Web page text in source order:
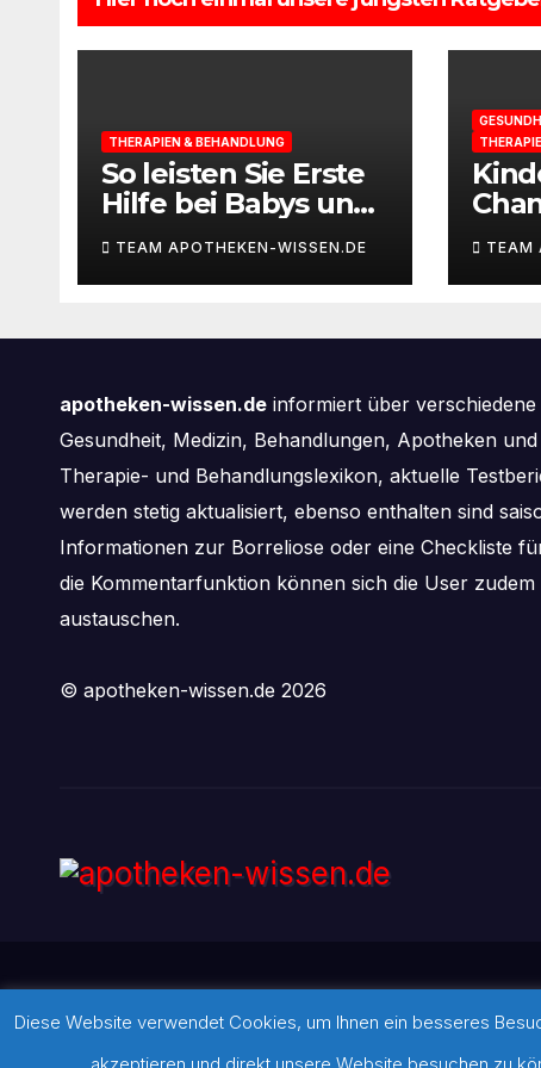
THERAPIEN & BEHANDLUNG
So leisten Sie Erste
Hilfe bei Babys und
Kleinkindern
TEAM APOTHEKEN-WISSEN.DE TEAM
apotheken-wissen.de informiert über
Gesundheit, Medizin, Behandlungen, Apotheken
Therapie- und Behandlungslexikon, aktuelle
werden stetig aktualisiert, ebenso enthalten sind
Informationen zur Borreliose oder eine Checkliste
die Kommentarfunktion können sich die User
austauschen.
© apotheken-wissen.de 2026
Stolz präsentiert von WordPress |Theme:Newsbulkvon
Diese Website verwendet Cookies, um Ihnen ein besseres